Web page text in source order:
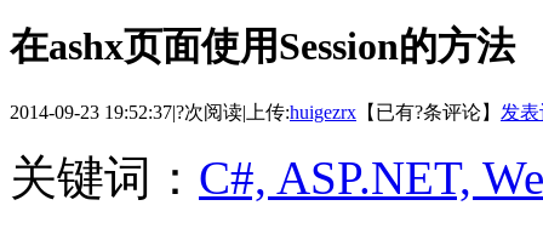
在ashx页面使用Session的方法
2014-09-23 19:52:37|?次阅读| 上传:huigezrx 【已有?条评论】 发
关键词： C#, ASP.NET,